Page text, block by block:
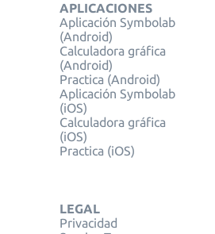
APLICACIONES
Aplicación Symbolab
(Android)
Calculadora gráfica
(Android)
Practica (Android)
Aplicación Symbolab
(iOS)
Calculadora gráfica
(iOS)
Practica (iOS)
LEGAL
Privacidad